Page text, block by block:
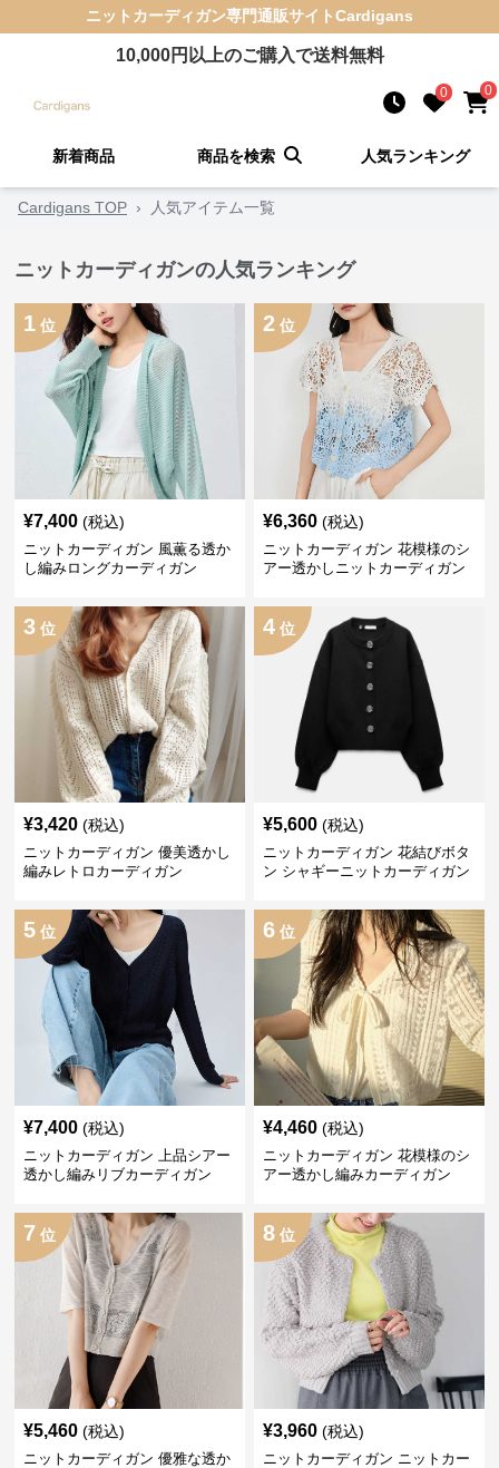
ニットカーディガン専門通販サイトCardigans
10,000円以上のご購入で送料無料
0 0
新着商品 商品を検索 人気ランキング
Cardigans TOP › 人気アイテム一覧
ニットカーディガンの人気ランキング
1 位
¥7,400 (税込)
ニットカーディガン 風薫る透か
し編みロングカーディガン
2 位
¥6,360 (税込)
ニットカーディガン 花模様のシ
アー透かしニットカーディガン
3 位
¥3,420 (税込)
ニットカーディガン 優美透かし
編みレトロカーディガン
4 位
¥5,600 (税込)
ニットカーディガン 花結びボタ
ン シャギーニットカーディガン
5 位
¥7,400 (税込)
ニットカーディガン 上品シアー
透かし編みリブカーディガン
6 位
¥4,460 (税込)
ニットカーディガン 花模様のシ
アー透かし編みカーディガン
7 位
¥5,460 (税込)
ニットカーディガン 優雅な透か
8 位
¥3,960 (税込)
ニットカーディガン ニットカー